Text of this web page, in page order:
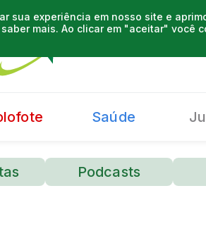
sua experiência em nosso site e
mais. Ao clicar em "aceitar" você
Saúde
Podcasts